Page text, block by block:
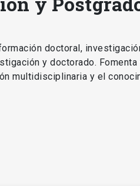
doctoral,
y doctorado.
multidisciplinaria y el